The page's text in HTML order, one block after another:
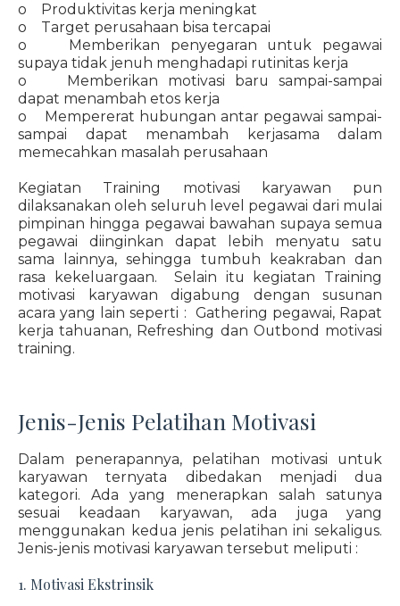
o Produktivitas kerja meningkat
o Target perusahaan bisa tercapai
o Memberikan penyegaran untuk pegawai
supaya tidak jenuh menghadapi rutinitas kerja
o Memberikan motivasi baru sampai-sampai
dapat menambah etos kerja
o Mempererat hubungan antar pegawai sampai-
sampai dapat menambah kerjasama dalam
memecahkan masalah perusahaan
Kegiatan Training motivasi karyawan pun
dilaksanakan oleh seluruh level pegawai dari mulai
pimpinan hingga pegawai bawahan supaya semua
pegawai diinginkan dapat lebih menyatu satu
sama lainnya, sehingga tumbuh keakraban dan
rasa kekeluargaan. Selain itu kegiatan Training
motivasi karyawan digabung dengan susunan
acara yang lain seperti : Gathering pegawai, Rapat
kerja tahuanan, Refreshing dan Outbond motivasi
training.
Jenis-Jenis Pelatihan Motivasi
Dalam penerapannya, pelatihan motivasi untuk
karyawan ternyata dibedakan menjadi dua
kategori. Ada yang menerapkan salah satunya
sesuai keadaan karyawan, ada juga yang
menggunakan kedua jenis pelatihan ini sekaligus.
Jenis-jenis motivasi karyawan tersebut meliputi :
1. Motivasi Ekstrinsik